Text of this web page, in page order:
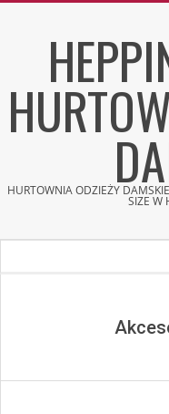
HURTOWNIA ODZIEŻY
SIZE W